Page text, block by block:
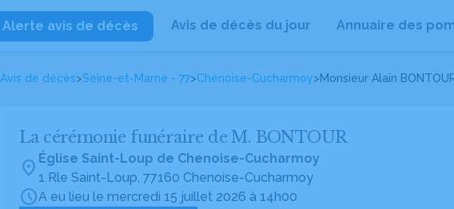
Alerte avis de décès Avis de décès du jour Annuaire des
Avis de décès>Seine-et-Marne - 77>Chenoise-Cucharmoy>Monsieur Alain
La cérémonie funéraire de M. BONTOUR
location_on Église Saint-Loup de Chenoise-Cucharmoy
1 Rle Saint-Loup, 77160 Chenoise-Cucharmoy
scheduleA eu lieu le mercredi 15 juillet 2026 à 14h00